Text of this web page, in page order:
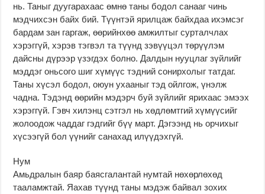
нь. Таныг дуугарахаас өмнө таны бодол санааг чинь
мэдчихсэн байх бий. Түүнтэй ярилцаж байхдаа ихэмсэг
бардам зан гаргаж, өөрийнхөө амжилтыг сурталчлах
хэрэггүй, хэрэв тэгвэл та түүнд зэвүүцэл төрүүлэм
дайсны дүрээр үзэгдэх болно. Далдын нууцлаг зүйлийг
мэддэг оньсого шиг хүмүүс тэдний сонирхолыг татдаг.
Таны хүсэл бодол, оюун ухааныг тэд ойлгож, үнэлж
чадна. Тэдэнд өөрийн мэдэрч буй зүйлийг ярихаас эмээх
хэрэггүй. Гэвч хилэнц сэтгэл нь хөдлөмтгий хүмүүсийг
жолоодож чаддаг гэдгийг бүү март. Дэгээнд нь орчихыг
хүсээгүй бол үүнийг санахад илүүдэхгүй.
Нум
Амьдралын баяр баясгалантай нумтай нөхөрлөхөд
тааламжтай. Яахав түүнд таны мэдэж байвал зохих